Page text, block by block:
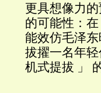
更具想像力
的可能性：
能效仿毛泽
拔擢一名年
机式提拔 」